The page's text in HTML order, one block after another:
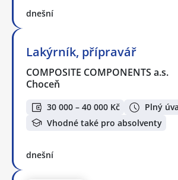
dnešní
Lakýrník, přípravář
COMPOSITE COMPONENTS a.s.
Choceň
30 000 – 40 000 Kč
Plný
Vhodné také pro absolventy
dnešní